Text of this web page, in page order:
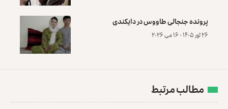
پرونده‌ جنجالی طاووس در دایکندی
۲۶ ثور ۱۴۰۵ - ۱۶ می ۲۰۲۶
مطالب مرتبط